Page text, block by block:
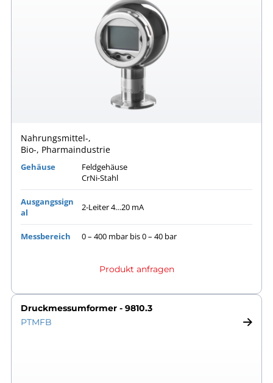
Nahrungsmittel-,
Bio-, Pharmaindustrie
Gehäuse
Feldgehäuse
CrNi-Stahl
Ausgangssign
al
2-Leiter 4…20 mA
Messbereich 0 – 400 mbar bis 0 – 40 bar
Produkt anfragen
Druckmessumformer - 9810.3
PTMFB